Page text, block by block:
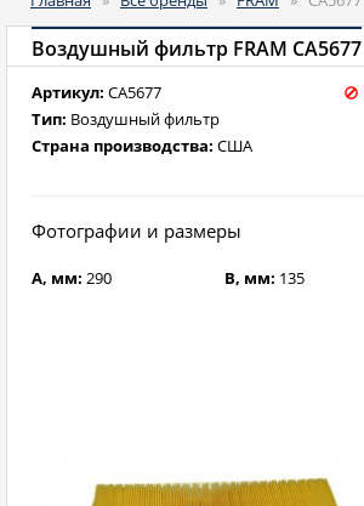
Воздушный фильтр FRAM CA5677
Артикул: CA5677
Тип: Воздушный фильтр
Страна производства: США
Фотографии и размеры
A, мм: 290 B, мм: 135